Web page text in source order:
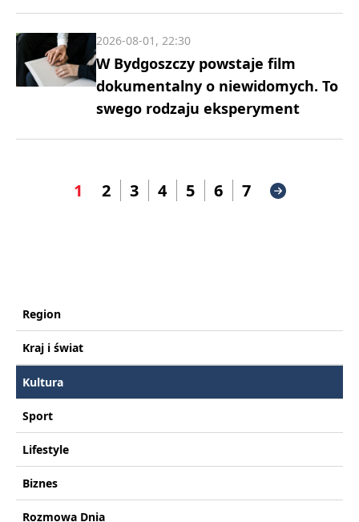
W Bydgoszczy powstaje film
dokumentalny o niewidomych. To
swego rodzaju eksperyment
2026-08-01, 22:30
1 2 3 4 5 6 7
Region
Kraj i świat
Kultura
Sport
Lifestyle
Biznes
Rozmowa Dnia